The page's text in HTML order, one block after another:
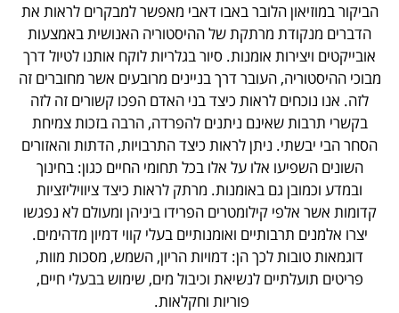
הביקור במוזיאון הלובר באבו דאבי מאפשר למבקרים לראות את
הדברים מנקודת מרתקת של ההיסטוריה האנושית באמצעות
אובייקטים ויצירות אומנות. סיור בגלריות לוקח אותנו לטיול דרך
מבוכי ההיסטוריה, העובר דרך בניינים מרובעים אשר מחוברים זה
לזה. אנו נוכחים לראות כיצד בני האדם הפכו קשורים זה לזה
בקשרי תרבות שאינם ניתנים להפרדה, הרבה בזכות צמיחת
הסחר הבי יבשתי. ניתן לראות כיצד התרבויות, הדתות והאזורים
השונים השפיעו אלו על אלו בכל תחומי החיים כגון: בחינוך
ובמדע וכמובן גם באומנות. מרתק לראות כיצד ציוויליזציות
קדומות אשר אלפי קילומטרים הפרידו ביניהן ומעולם לא נפגשו
יצרו אלמנים תרבותיים ואומנותיים בעלי קווי דמיון מדהימים.
דוגמאות טובות לכך הן: דמויות הריון, השמש, מסכות מוות,
פריטים תועלתיים לנשיאת וכיבול מים, שימוש בבעלי חיים,
פוריות וחקלאות.